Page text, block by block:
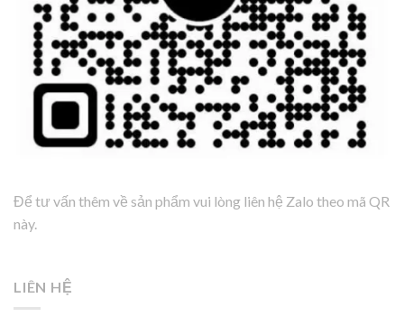
Để tư vấn thêm về sản phẩm vui lòng liên hệ Zalo theo mã QR
này.
LIÊN HỆ